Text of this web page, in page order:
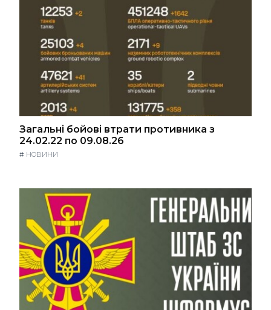
Загальні бойові втрати противника з
24.02.22 по 09.08.26
# НОВИНИ